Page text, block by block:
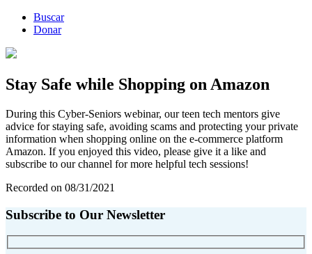
Buscar
Donar
Stay Safe while Shopping on Amazon
During this Cyber-Seniors webinar, our teen tech mentors give
advice for staying safe, avoiding scams and protecting your private
information when shopping online on the e-commerce platform
Amazon. If you enjoyed this video, please give it a like and
subscribe to our channel for more helpful tech sessions!
Recorded on 08/31/2021
Subscribe to Our Newsletter